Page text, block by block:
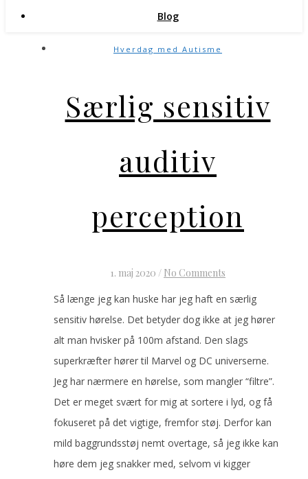
Blog
Hverdag med Autisme
Særlig sensitiv
auditiv
perception
1. maj 2020 / No Comments
Så længe jeg kan huske har jeg haft en særlig
sensitiv hørelse. Det betyder dog ikke at jeg hører
alt man hvisker på 100m afstand. Den slags
superkræfter hører til Marvel og DC universerne.
Jeg har nærmere en hørelse, som mangler “filtre”.
Det er meget svært for mig at sortere i lyd, og få
fokuseret på det vigtige, fremfor støj. Derfor kan
mild baggrundsstøj nemt overtage, så jeg ikke kan
høre dem jeg snakker med, selvom vi kigger